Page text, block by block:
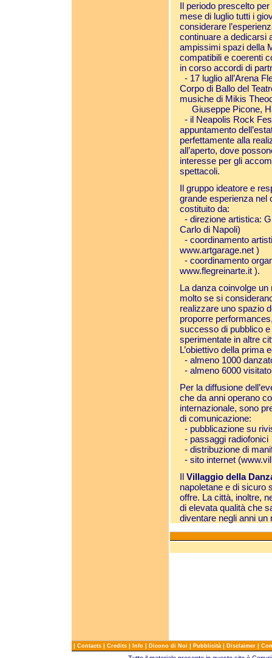
Il periodo prescelto
mese di luglio tutti i
considerare
continuare a dedicarsi
ampissimi spazi della
compatibili e coerenti
in corso accordi di
- 17 luglio all’Arena
Corpo di Ballo del
musiche di Mikis
Giuseppe Picone,
- il Neapolis Rock
appuntamento
perfettamente alla
all’aperto, dove
interesse per gli
spettacoli.
Il gruppo ideatore e
grande esperienza nel
costituito da:
- direzione artistica:
Carlo di Napoli)
- coordinamento
www.artgarage.net )
- coordinamento
www.flegreinarte.it ).
La danza coinvolge
molto se si
realizzare uno spazio
proporre
successo di pubblico
sperimentate in altre
L’obiettivo della prima
- almeno 1000
- almeno 6000
Per la diffusione
che da anni operano
internazionale, sono
di comunicazione:
- pubblicazione su
- passaggi radiofonici
- distribuzione di
- sito internet (
Il Villaggio della
napoletane e di sicuro
offre. La città, inoltre,
di elevata qualità che
diventare negli anni un
| Contacts | Credits | Info | Dicono di Noi | Pubblicità | Disclaimer |